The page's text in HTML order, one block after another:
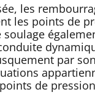
les
les points de
par
de